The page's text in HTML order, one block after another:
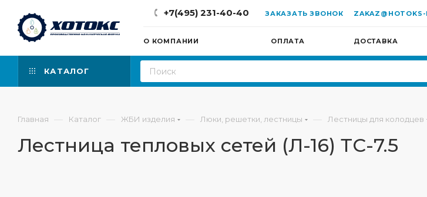
+7(495) 231-40-40 ЗАКАЗАТЬ ЗВОНОК ZAKAZ@HOTOKS-
О КОМПАНИИ ОПЛАТА ДОСТАВКА
КАТАЛОГ
Главная — Каталог — ЖБИ изделия — Люки, решетки, лестницы — Лестницы для колодцев
Лестница тепловых сетей (Л-16) ТС-7.5